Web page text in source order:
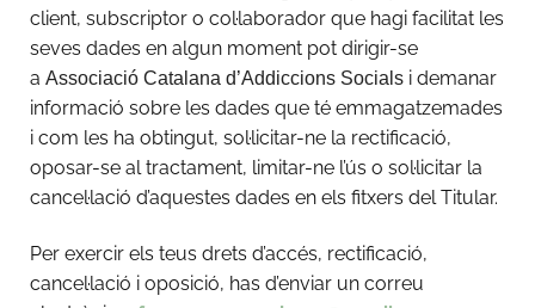
client, subscriptor o col·laborador que hagi facilitat les
seves dades en algun moment pot dirigir-se
a Associació Catalana d’Addiccions Socials i demanar
informació sobre les dades que té emmagatzemades
i com les ha obtingut, sol·licitar-ne la rectificació,
oposar-se al tractament, limitar-ne l’ús o sol·licitar la
cancel·lació d’aquestes dades en els fitxers del Titular.
Per exercir els teus drets d’accés, rectificació,
cancel·lació i oposició, has d’enviar un correu